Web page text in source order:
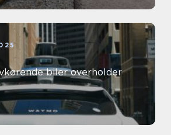
biler overholder